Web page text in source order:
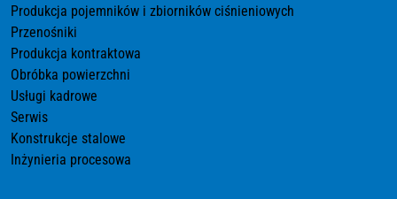
Produkcja pojemników i zbiorników ciśnieniowych
Przenośniki
Produkcja kontraktowa
Obróbka powierzchni
Usługi kadrowe
Serwis
Konstrukcje stalowe
Inżynieria procesowa